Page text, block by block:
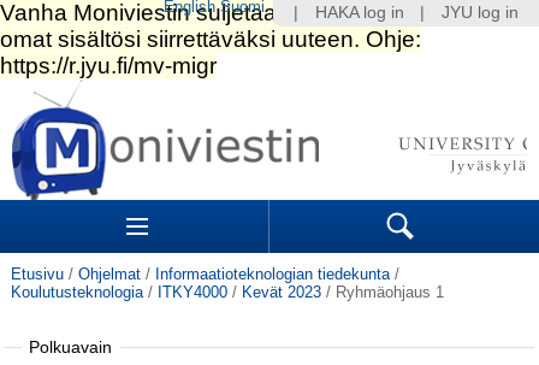
Siirry
sisältöön.
|
Siirry
navigointiin
Sections Search
Etusivu / Ohjelmat / Informaatioteknologian tiedekunta /
Koulutusteknologia / ITKY4000 / Kevät 2023 / Ryhmäohjaus 1
Polkuavain
HAKA log in JYU log in
English Suomi